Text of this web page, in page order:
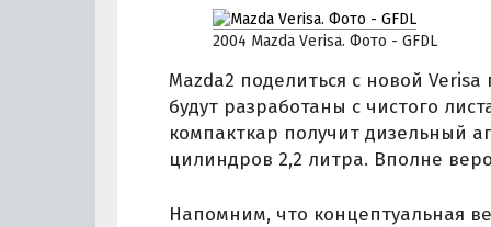
2004 Mazda Verisa. Фото - GFDL
Mazda2 поделиться с новой
будут разработаны с чистого
компакткар получит дизельный
цилиндров 2,2 литра. Вполне
Напомним, что концептуальная